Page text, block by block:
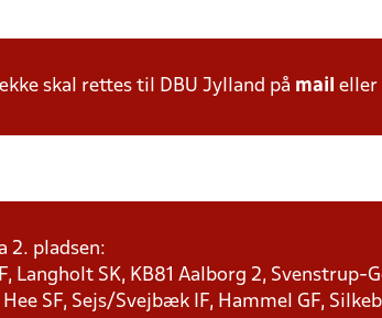
skal rettes til DBU Jylland på mail eller
2. pladsen:
Langholt SK, KB81 Aalborg 2, Svenstrup-
SF, Sejs/Svejbæk IF, Hammel GF,